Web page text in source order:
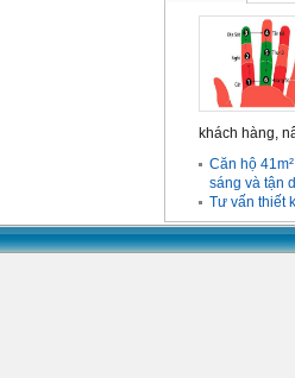
khách hàng,
Căn hộ
sáng và tận
Tư vấn thiết